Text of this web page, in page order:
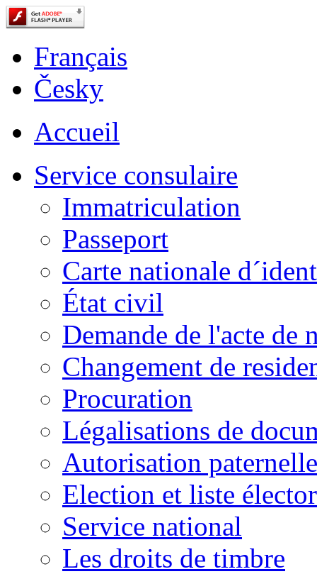
Français
Česky
Accueil
Service consulaire
Immatriculation
Passeport
Carte nationale
État civil
Demande de l'acte de
Changement de
Procuration
Légalisations de
Autorisation paternelle
Election et liste
Service national
Les droits de timbre